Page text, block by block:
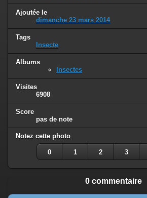
Ajoutée le
dimanche 23 mars 2014
Tags
Insecte
Albums
Insectes
Visites
6908
Score
pas de note
Notez cette photo
0 1 2 3
0 commentaire